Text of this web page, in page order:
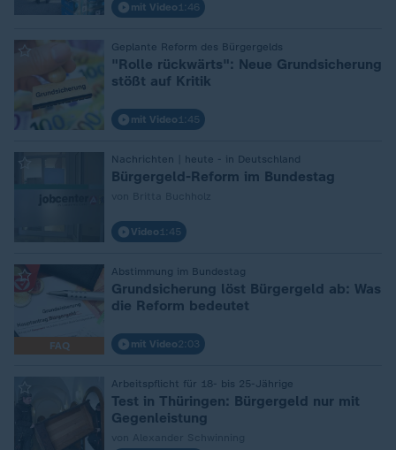
mit Video 1:46
Geplante Reform des Bürgergelds
"Rolle rückwärts": Neue Grundsicherung
stößt auf Kritik
mit Video 1:45
Nachrichten | heute - in Deutschland
Bürgergeld-Reform im Bundestag
Video 1:45
FAQ
Abstimmung im Bundestag
:
Grundsicherung löst Bürgergeld ab: Was
die Reform bedeutet
mit Video2:03
Arbeitspflicht für 18- bis 25-Jährige
Test in Thüringen: Bürgergeld nur mit
Gegenleistung